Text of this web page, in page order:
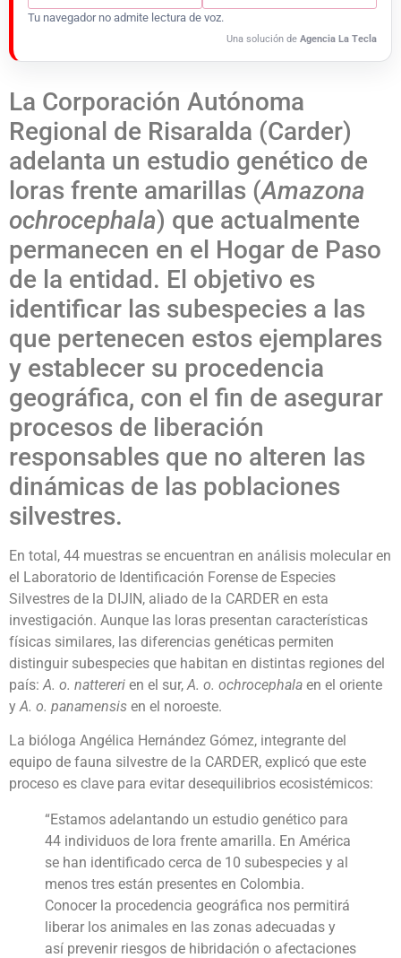
Tu navegador no admite lectura de voz.
Una solución de Agencia La Tecla
La Corporación Autónoma
Regional de Risaralda (Carder)
adelanta un estudio genético de
loras frente amarillas (Amazona
ochrocephala) que actualmente
permanecen en el Hogar de Paso
de la entidad. El objetivo es
identificar las subespecies a las
que pertenecen estos ejemplares
y establecer su procedencia
geográfica, con el fin de asegurar
procesos de liberación
responsables que no alteren las
dinámicas de las poblaciones
silvestres.
En total, 44 muestras se encuentran en análisis molecular en
el Laboratorio de Identificación Forense de Especies
Silvestres de la DIJIN, aliado de la CARDER en esta
investigación. Aunque las loras presentan características
físicas similares, las diferencias genéticas permiten
distinguir subespecies que habitan en distintas regiones del
país: A. o. nattereri en el sur, A. o. ochrocephala en el oriente
y A. o. panamensis en el noroeste.
La bióloga Angélica Hernández Gómez, integrante del
equipo de fauna silvestre de la CARDER, explicó que este
proceso es clave para evitar desequilibrios ecosistémicos:
“Estamos adelantando un estudio genético para
44 individuos de lora frente amarilla. En América
se han identificado cerca de 10 subespecies y al
menos tres están presentes en Colombia.
Conocer la procedencia geográfica nos permitirá
liberar los animales en las zonas adecuadas y
así prevenir riesgos de hibridación o afectaciones